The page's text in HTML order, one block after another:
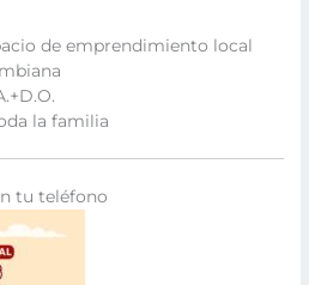
de emprendimiento local
la familia
tu teléfono